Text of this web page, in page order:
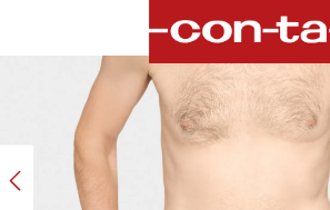
Bildergalerie überspringen